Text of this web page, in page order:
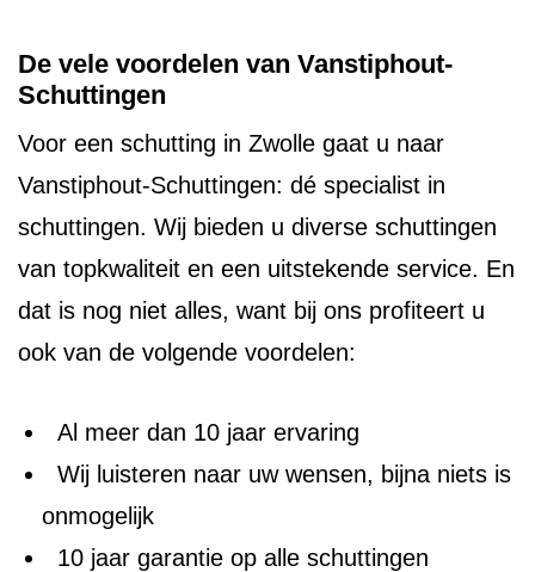
De vele voordelen van Vanstiphout-
Schuttingen
Voor een schutting in Zwolle gaat u naar
Vanstiphout-Schuttingen: dé specialist in
schuttingen. Wij bieden u diverse schuttingen
van topkwaliteit en een uitstekende service. En
dat is nog niet alles, want bij ons profiteert u
ook van de volgende voordelen:
Al meer dan 10 jaar ervaring
Wij luisteren naar uw wensen, bijna niets is
onmogelijk
10 jaar garantie op alle schuttingen